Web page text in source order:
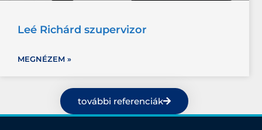
Leé Richárd szupervizor
MEGNÉZEM »
további referenciák